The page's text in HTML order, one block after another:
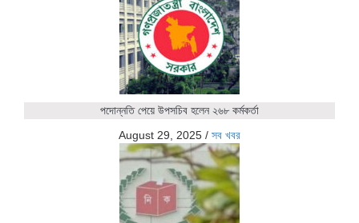
পদোন্নতি পেয়ে উপসচিব হলেন ২৬৮ কর্মকর্তা
August 29, 2025 / সব খবর